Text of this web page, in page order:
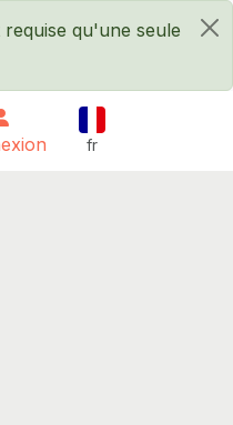
×
qu'une seule
fr